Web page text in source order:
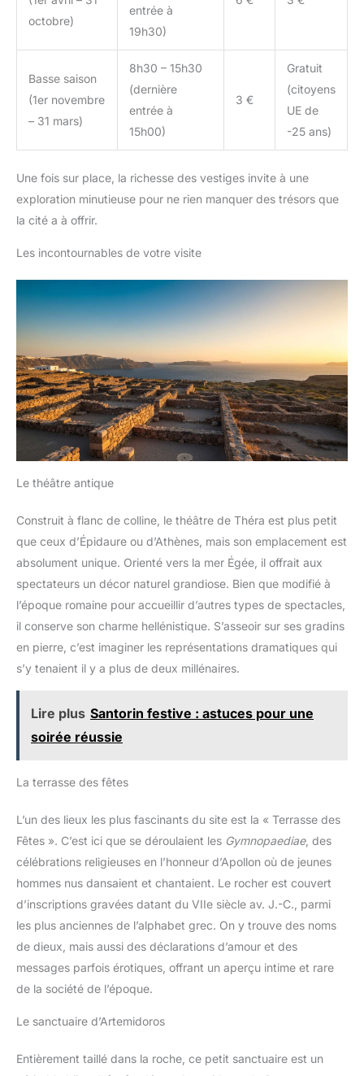
octobre)
entrée à
19h30)
Basse saison
(1er novembre
– 31 mars)
8h30 – 15h30
(dernière
entrée à
15h00)
3 €
Gratuit
(citoyens
UE de
-25 ans)
Une fois sur place, la richesse des vestiges invite à une
exploration minutieuse pour ne rien manquer des trésors que
la cité a à offrir.
Les incontournables de votre visite
Le théâtre antique
Construit à flanc de colline, le théâtre de Théra est plus petit
que ceux d’Épidaure ou d’Athènes, mais son emplacement est
absolument unique. Orienté vers la mer Égée, il offrait aux
spectateurs un décor naturel grandiose. Bien que modifié à
l’époque romaine pour accueillir d’autres types de spectacles,
il conserve son charme hellénistique. S’asseoir sur ses gradins
en pierre, c’est imaginer les représentations dramatiques qui
s’y tenaient il y a plus de deux millénaires.
Lire plus Santorin festive : astuces pour une
soirée réussie
La terrasse des fêtes
L’un des lieux les plus fascinants du site est la « Terrasse des
Fêtes ». C’est ici que se déroulaient les Gymnopaediae, des
célébrations religieuses en l’honneur d’Apollon où de jeunes
hommes nus dansaient et chantaient. Le rocher est couvert
d’inscriptions gravées datant du VIIe siècle av. J.-C., parmi
les plus anciennes de l’alphabet grec. On y trouve des noms
de dieux, mais aussi des déclarations d’amour et des
messages parfois érotiques, offrant un aperçu intime et rare
de la société de l’époque.
Le sanctuaire d’Artemidoros
Entièrement taillé dans la roche, ce petit sanctuaire est un